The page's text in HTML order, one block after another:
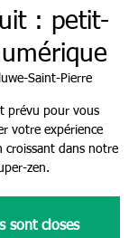
: petit-
Saint-Pierre
prévu pour vous
votre expérience
dans notre
zen.
sont closes